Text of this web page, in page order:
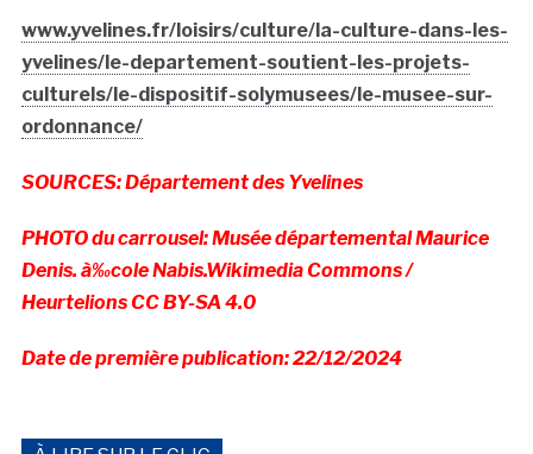
www.yvelines.fr/loisirs/culture/la-culture-dans-les-
yvelines/le-departement-soutient-les-projets-
culturels/le-dispositif-solymusees/le-musee-sur-
ordonnance/
SOURCES: Département des Yvelines
PHOTO du carrousel: Musée départemental Maurice
Denis. à‰cole Nabis.Wikimedia Commons /
Heurtelions CC BY-SA 4.0
Date de première publication: 22/12/2024